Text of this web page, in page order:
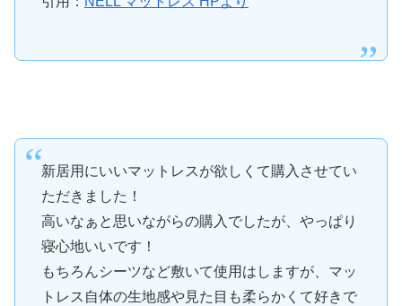
新居用にいいマットレスが欲しくて購入させてい
ただきました！
高いなぁと思いながらの購入でしたが、やっぱり
寝心地いいです！
もちろんシーツなど敷いて使用はしますが、マッ
トレス自体の生地感や見た目も柔らかくて好きで